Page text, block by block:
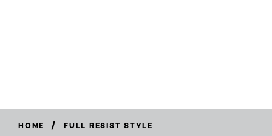
HOME / FULL RESIST STYLE